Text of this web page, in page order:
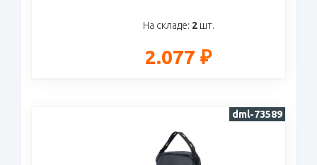
На складе: 2шт.
2.077 ₽
dml-73589